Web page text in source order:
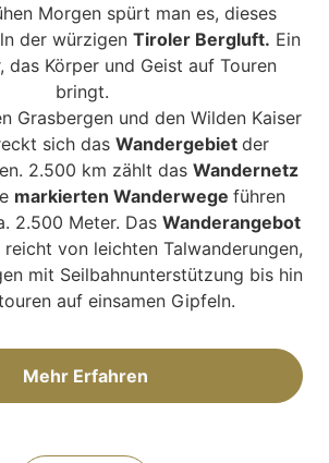
Morgen spürt man es, dieses
der würzigen Tiroler Bergluft. Ein
das Körper und Geist auf Touren
bringt.
Grasbergen und den Wilden Kaiser
sich das Wandergebiet der
2.500 km zählt das Wandernetz
markierten Wanderwege führen
2.500 Meter. Das Wanderangebot
von leichten Talwanderungen,
mit Seilbahnunterstützung bis hin
auf einsamen Gipfeln.
Mehr Erfahren